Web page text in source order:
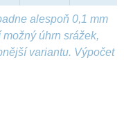
alespoň 0,1 mm
úhrn srážek,
variantu. Výpočet